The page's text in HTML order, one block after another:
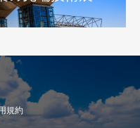
規約